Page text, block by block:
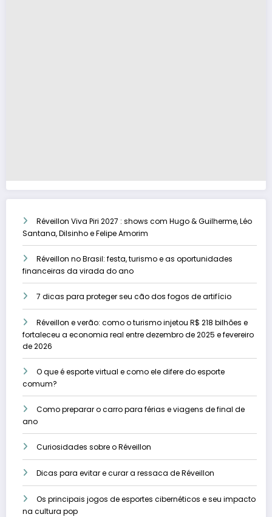
Réveillon Viva Piri 2027 : shows com Hugo & Guilherme, Léo
Santana, Dilsinho e Felipe Amorim
Réveillon no Brasil: festa, turismo e as oportunidades
financeiras da virada do ano
7 dicas para proteger seu cão dos fogos de artifício
Réveillon e verão: como o turismo injetou R$ 218 bilhões e
fortaleceu a economia real entre dezembro de 2025 e fevereiro
de 2026
O que é esporte virtual e como ele difere do esporte
comum?
Como preparar o carro para férias e viagens de final de
ano
Curiosidades sobre o Réveillon
Dicas para evitar e curar a ressaca de Réveillon
Os principais jogos de esportes cibernéticos e seu impacto
na cultura pop